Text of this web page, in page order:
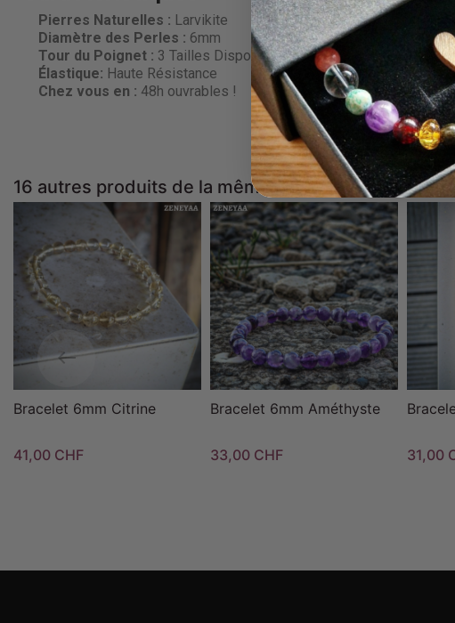
Pierres Naturelles : Larvikite
Diamètre des Perles : 6mm
Tour du Poignet : 3 Tailles Disponibles
Élastique: Haute Résistance
Chez vous en : 48h ouvrables !
cas
16 autres produits de la même catégorie :
Bracelet 6mm Citrine
41,00 CHF
Bracelet 6mm Améthyste
33,00 CHF 31,00